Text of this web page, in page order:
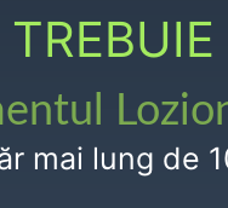
mai lung de